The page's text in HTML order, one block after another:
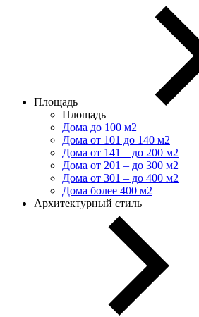
Площадь
Площадь
Дома до 100 м2
Дома от 101 до 140 м2
Дома от 141 – до 200 м2
Дома от 201 – до 300 м2
Дома от 301 – до 400 м2
Дома более 400 м2
Архитектурный стиль